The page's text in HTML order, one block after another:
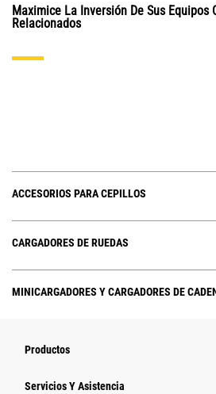
Maximice La Inversión De Sus Equipos
Relacionados
ACCESORIOS PARA CEPILLOS
CARGADORES DE RUEDAS
MINICARGADORES Y CARGADORES DE
Productos
Servicios Y Asistencia